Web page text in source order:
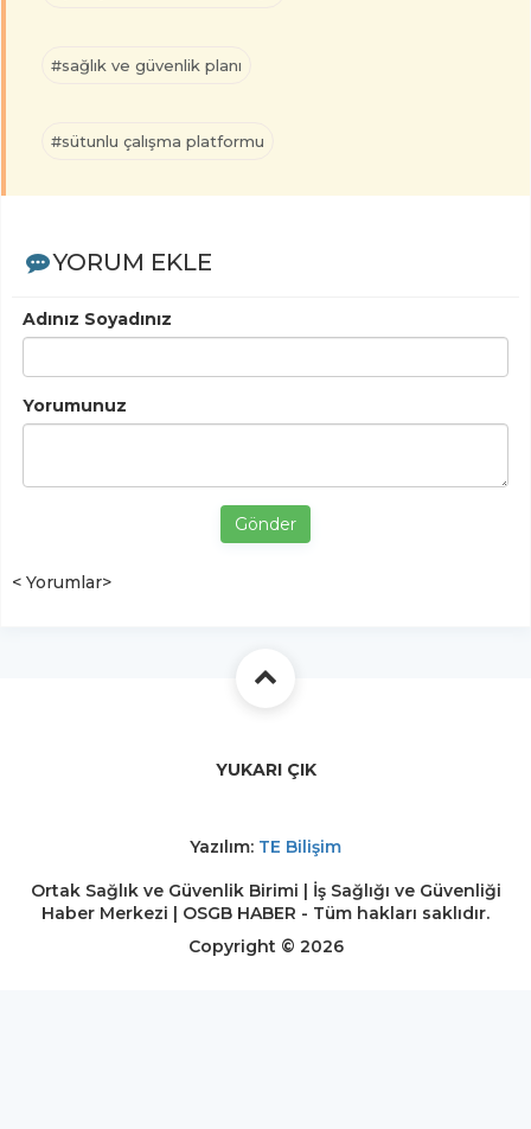
#sağlık ve güvenlik planı
#sütunlu çalışma platformu
YORUM EKLE
Adınız Soyadınız
Yorumunuz
Gönder
< Yorumlar>
YUKARI ÇIK
Yazılım: TE Bilişim
Ortak Sağlık ve Güvenlik Birimi | İş Sağlığı ve Güvenliği
Haber Merkezi | OSGB HABER - Tüm hakları saklıdır.
Copyright © 2026